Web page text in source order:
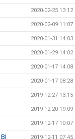
2020-02-25 13:12
2020-02-09 11:07
2020-01-31 14:03
2020-01-29 14:02
2020-01-17 14:08
2020-01-17 08:28
2019-12-27 13:15
2019-12-20 19:09
2019-12-17 10:07
2019-12-11 07:45